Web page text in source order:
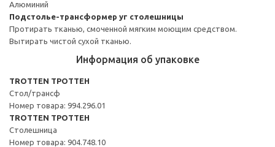
Алюминий
Подстолье-трансформер уг столешницы
Протирать тканью, смоченной мягким моющим средством.
Вытирать чистой сухой тканью.
Информация об упаковке
TROTTEN ТРОТТЕН
Стол/трансф
Номер товара: 994.296.01
TROTTEN ТРОТТЕН
Столешница
Номер товара: 904.748.10